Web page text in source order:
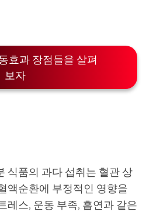
효과 장점들을 살펴
보자
식품의 과다 섭취는 혈관 상
액순환에 부정적인 영향을
레스, 운동 부족, 흡연과 같은